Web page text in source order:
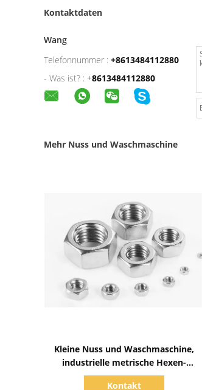
Kontaktdaten
Wang
Telefonnummer : +8613484112880
- Was ist? : +8613484112880
Mehr Nuss und Waschmaschine
Kleine Nuss und Waschmaschine,
industrielle metrische Hexen-
Edelstahl-Sechskantmutter
Kontakt